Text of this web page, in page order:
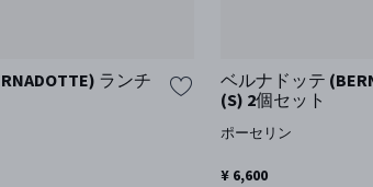
ランチ
ベルナドッテ
(S) 2個セット
ポーセリン
¥ 6,600